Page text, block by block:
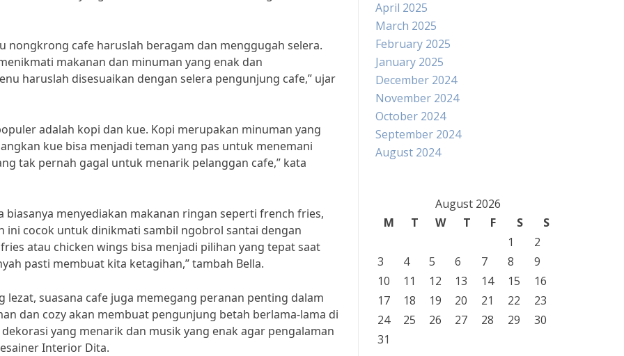
nongkrong cafe haruslah beragam dan menggugah selera.
makanan dan minuman yang enak dan
haruslah disesuaikan dengan selera pengunjung cafe,” ujar
adalah kopi dan kue. Kopi merupakan minuman yang
kue bisa menjadi teman yang pas untuk menemani
tak pernah gagal untuk menarik pelanggan cafe,” kata
menyediakan makanan ringan seperti french fries,
ini cocok untuk dinikmati sambil ngobrol santai dengan
atau chicken wings bisa menjadi pilihan yang tepat saat
pasti membuat kita ketagihan,” tambah Bella.
suasana cafe juga memegang peranan penting dalam
dan cozy akan membuat pengunjung betah berlama-lama di
yang menarik dan musik yang enak agar pengalaman
Interior Dita.
April 2025
March 2025
February 2025
January 2025
December 2024
November 2024
October 2024
September 2024
August 2024
August 2026
M
T W T F S
S
1
2
3
4 5 6 7 8
9
10
11 12 13 14 15
16
17
18 19 20 21 22
23
24
25 26 27 28 29
30
31